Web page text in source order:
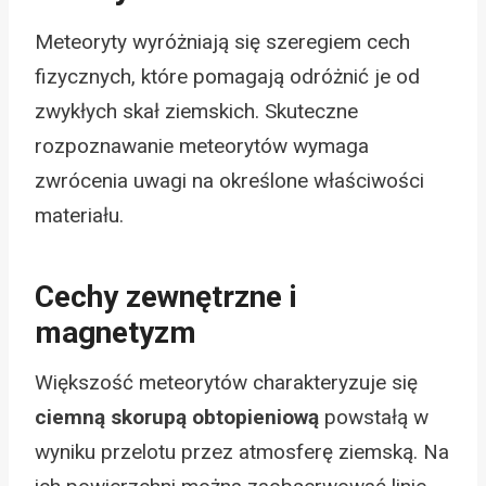
Meteoryty wyróżniają się szeregiem cech
fizycznych, które pomagają odróżnić je od
zwykłych skał ziemskich. Skuteczne
rozpoznawanie meteorytów wymaga
zwrócenia uwagi na określone właściwości
materiału.
Cechy zewnętrzne i
magnetyzm
Większość meteorytów charakteryzuje się
ciemną skorupą obtopieniową powstałą w
wyniku przelotu przez atmosferę ziemską. Na